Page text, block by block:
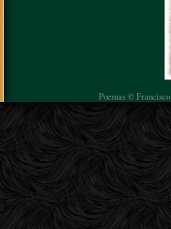
Poemas ©